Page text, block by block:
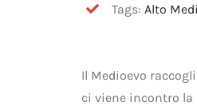
Tags: Alto
Il Medioevo
ci viene incontro la